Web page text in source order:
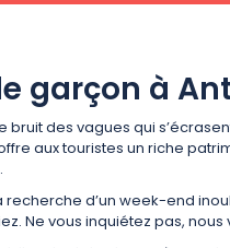
garçon à
des vagues qui
aux touristes un riche
d’un week-end
Ne vous inquiétez pas,